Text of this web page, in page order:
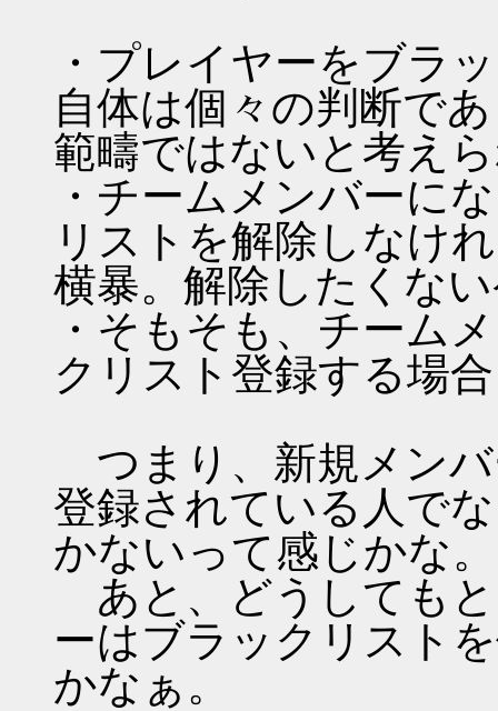
・プレイヤーをブラ
自体は個々の判断で
範疇ではないと考え
・チームメンバーに
リストを解除しなけ
横暴。解除したくな
・そもそも、チーム
クリスト登録する場
つまり、新規メン
登録されている人で
かないって感じかな。
あと、どうしても
ーはブラックリスト
かなぁ。